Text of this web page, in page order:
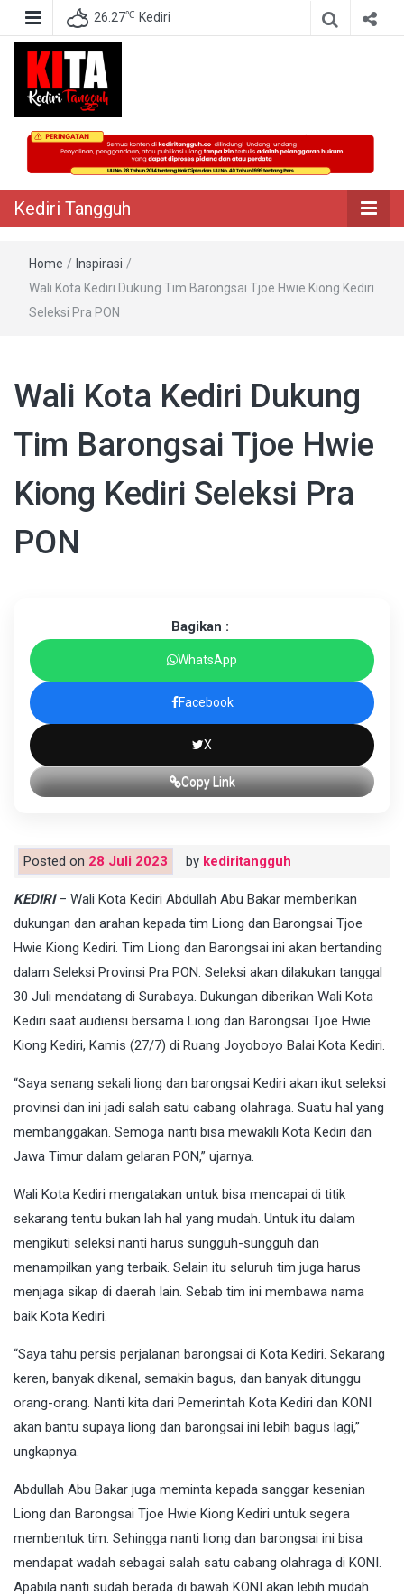
26.27℃ Kediri
Kediri Tangguh
Berita Akurat Terpercaya
Kediri Tangguh
Home / Inspirasi /
Wali Kota Kediri Dukung Tim Barongsai Tjoe Hwie Kiong Kediri
Seleksi Pra PON
Wali Kota Kediri Dukung
Tim Barongsai Tjoe Hwie
Kiong Kediri Seleksi Pra
PON
Bagikan :
WhatsApp
Facebook
X
Copy Link
Posted on 28 Juli 2023 by kediritangguh
KEDIRI– Wali Kota Kediri Abdullah Abu Bakar memberikan
dukungan dan arahan kepada tim Liong dan Barongsai Tjoe
Hwie Kiong Kediri. Tim Liong dan Barongsai ini akan bertanding
dalam Seleksi Provinsi Pra PON. Seleksi akan dilakukan tanggal
30 Juli mendatang di Surabaya. Dukungan diberikan Wali Kota
Kediri saat audiensi bersama Liong dan Barongsai Tjoe Hwie
Kiong Kediri, Kamis (27/7) di Ruang Joyoboyo Balai Kota Kediri.
“Saya senang sekali liong dan barongsai Kediri akan ikut seleksi
provinsi dan ini jadi salah satu cabang olahraga. Suatu hal yang
membanggakan. Semoga nanti bisa mewakili Kota Kediri dan
Jawa Timur dalam gelaran PON,” ujarnya.
Wali Kota Kediri mengatakan untuk bisa mencapai di titik
sekarang tentu bukan lah hal yang mudah. Untuk itu dalam
mengikuti seleksi nanti harus sungguh-sungguh dan
menampilkan yang terbaik. Selain itu seluruh tim juga harus
menjaga sikap di daerah lain. Sebab tim ini membawa nama
baik Kota Kediri.
“Saya tahu persis perjalanan barongsai di Kota Kediri. Sekarang
keren, banyak dikenal, semakin bagus, dan banyak ditunggu
orang-orang. Nanti kita dari Pemerintah Kota Kediri dan KONI
akan bantu supaya liong dan barongsai ini lebih bagus lagi,”
ungkapnya.
Abdullah Abu Bakar juga meminta kepada sanggar kesenian
Liong dan Barongsai Tjoe Hwie Kiong Kediri untuk segera
membentuk tim. Sehingga nanti liong dan barongsai ini bisa
mendapat wadah sebagai salah satu cabang olahraga di KONI.
Apabila nanti sudah berada di bawah KONI akan lebih mudah